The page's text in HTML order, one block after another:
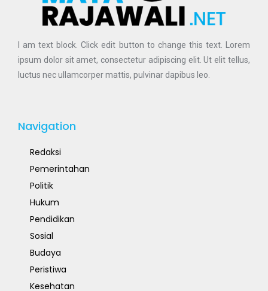
I am text block. Click edit button to change this text. Lorem
ipsum dolor sit amet, consectetur adipiscing elit. Ut elit tellus,
luctus nec ullamcorper mattis, pulvinar dapibus leo.
Navigation
Redaksi
Pemerintahan
Politik
Hukum
Pendidikan
Sosial
Budaya
Peristiwa
Kesehatan